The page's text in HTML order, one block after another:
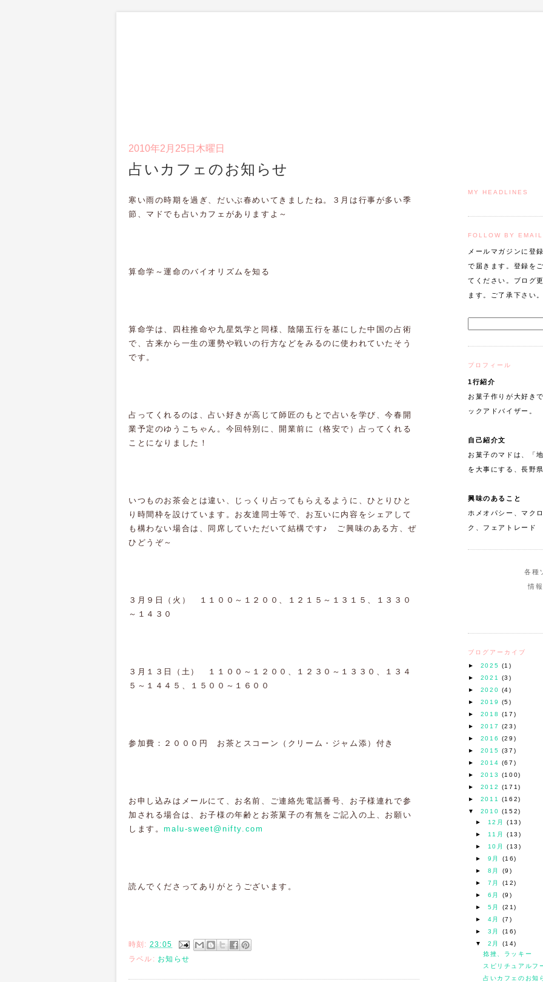
MY HEADLINES
FOLLOW BY EMAIL
メールマガジンに登
で届きます。登録を
てください。ブログ
ます。ご了承下さい。
プロフィール
1行紹介
お菓子作りが大好き
ックアドバイザー。
自己紹介文
お菓子のマドは、「
を大事にする、長野
興味のあること
ホメオパシー、マク
ク、フェアトレード
各種
情
ブログアーカイブ
► 2025 (1)
► 2021 (3)
► 2020 (4)
► 2019 (5)
► 2018 (17)
► 2017 (23)
► 2016 (29)
► 2015 (37)
► 2014 (67)
► 2013 (100)
► 2012 (171)
► 2011 (162)
▼ 2010 (152)
►
12月(13)
►
11月(13)
►
10月(13)
► 9月 (16)
► 8月 (9)
► 7月 (12)
► 6月 (9)
► 5月 (21)
► 4月 (7)
► 3月 (16)
▼ 2月 (14)
捻挫、ラッキー
スピリチュアルフ
占いカフェのお知
2010年2月25日木曜日
占いカフェのお知らせ
寒い雨の時期を過ぎ、だいぶ春めいてきましたね。３月は行事が多い季
節、マドでも占いカフェがありますよ～
算命学～運命のバイオリズムを知る
算命学は、四柱推命や九星気学と同様、陰陽五行を基にした中国の占術
で、古来から一生の運勢や戦いの行方などをみるのに使われていたそう
です。
占ってくれるのは、占い好きが高じて師匠のもとで占いを学び、今春開
業予定のゆうこちゃん。今回特別に、開業前に（格安で）占ってくれる
ことになりました！
いつものお茶会とは違い、じっくり占ってもらえるように、ひとりひと
り時間枠を設けています。お友達同士等で、お互いに内容をシェアして
も構わない場合は、同席していただいて結構です♪ ご興味のある方、ぜ
ひどうぞ～
３月９日（火） １１００～１２００、１２１５～１３１５、１３３０
～１４３０
３月１３日（土） １１００～１２００、１２３０～１３３０、１３４
５～１４４５、１５００～１６００
参加費：２０００円 お茶とスコーン（クリーム・ジャム添）付き
お申し込みはメールにて、お名前、ご連絡先電話番号、お子様連れで参
加される場合は、お子様の年齢とお茶菓子の有無をご記入の上、お願い
します。malu-sweet@nifty.com
読んでくださってありがとうございます。
時刻: 23:05
ラベル: お知らせ